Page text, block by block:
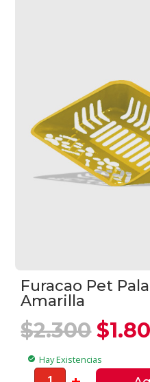
Furacao Pet
Amarilla
$2.300 El
era:
$
check_circle Hay Existencias
Furacao